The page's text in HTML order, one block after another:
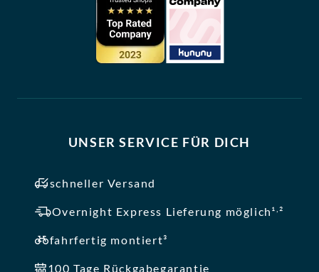
UNSER SERVICE FÜR DICH
schneller Versand
Overnight Express Lieferung möglich¹,²
fahrfertig montiert³
100 Tage Rückgabegarantie